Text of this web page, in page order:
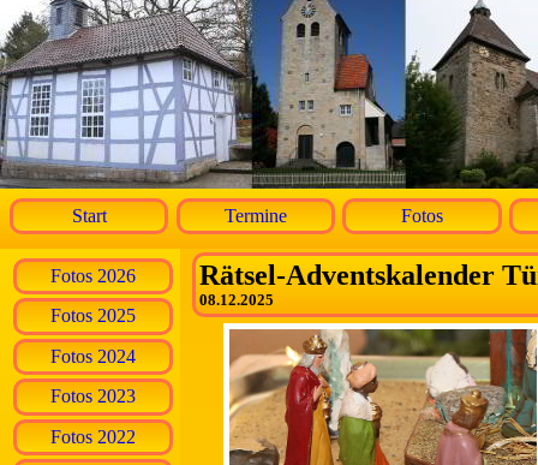
Start Termine Fotos
Fotos 2026
Fotos 2025
Fotos 2024
Fotos 2023
Fotos 2022
Rätsel-Adventskalender
08.12.2025